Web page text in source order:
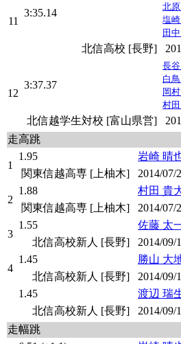
11
3:35.14
北
塩
田
北信高校 [長野]
12
3:37.37
長
白
岡
村
北信越学生対校 [富山県営]
走高跳
1
1.95 岩崎 晴
関東信越高専 [上柚木]
2014/07/
2
1.88 村田 貴
関東信越高専 [上柚木]
2014/07/
3
1.55 佐藤 太
北信高校新人 [長野]
2014/09/
4
1.45 勝山 大
北信高校新人 [長野]
2014/09/
1.45
渡辺 瑞
北信高校新人 [長野]
2014/09/
走幅跳